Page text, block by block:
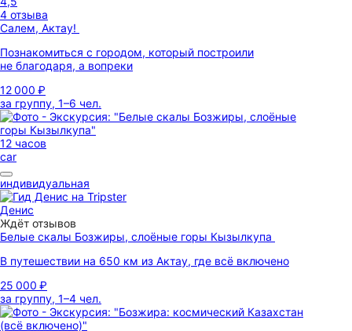
4 отзыва
Салем, Актау!
Познакомиться с городом, который построили
не благодаря, а вопреки
12 000 ₽
за группу, 1–6 чел.
12 часов
car
индивидуальная
Денис
Ждёт отзывов
Белые скалы Бозжиры, слоёные горы Кызылкупа
В путешествии на 650 км из Актау, где всё включено
25 000 ₽
за группу, 1–4 чел.